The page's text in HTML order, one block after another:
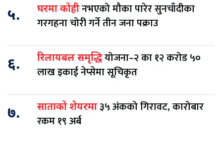
५. घरमा कोहीनभएको मौका पारेर सुनचाँदीका
गरगहना चोरी गर्ने तीन जना पक्राउ
६. रिलायबल समृद्धियोजना–२ का १२ करोड ५०
लाख इकाई नेप्सेमा सूचिकृत
७. साताको शेयरमा३५ अंकको गिरावट, कारोबार
रकम १९ अर्ब